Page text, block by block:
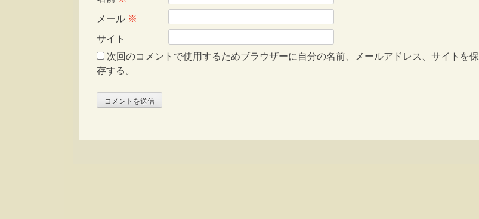
メール ※
サイト
次回のコメントで使用するためブラウザーに自分の名前、メールアドレス、サイトを保
存する。